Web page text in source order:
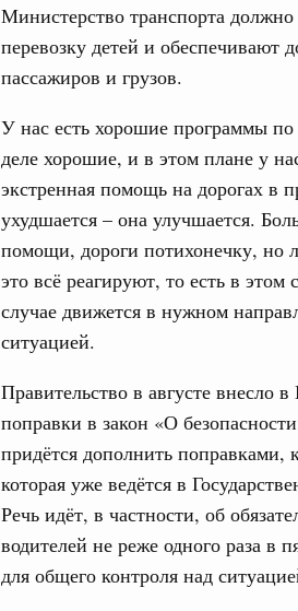
Министерство транспорта
перевозку детей и обеспечивают
пассажиров и грузов.
У нас есть хорошие программы
деле хорошие, и в этом плане у
экстренная помощь на дорогах в
ухудшается – она улучшается.
помощи, дороги потихонечку, но
это всё реагируют, то есть в
случае движется в нужном
ситуацией.
Правительство в августе внесло
поправки в закон «О
придётся дополнить поправками,
которая уже ведётся в
Речь идёт, в частности, об
водителей не реже одного раза в
для общего контроля над